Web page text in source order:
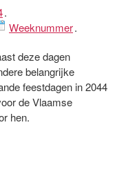
.
Weeknummer.
deze dagen
belangrijke
feestdagen in 2044
de Vlaamse
hen.